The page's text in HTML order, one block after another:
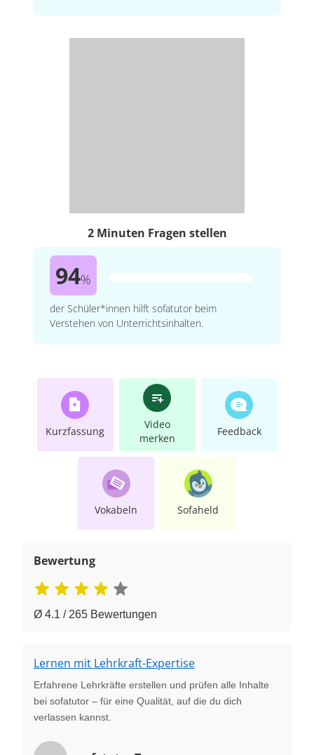
2 Minuten Fragen stellen
94%
der Schüler*innen hilft sofatutor beim
Verstehen von Unterrichtsinhalten.
Kurzfassung
Video
merken
Feedback
Vokabeln Sofaheld
Bewertung
Ø 4.1 / 265 Bewertungen
Lernen mit Lehrkraft-Expertise
Erfahrene Lehrkräfte erstellen und prüfen alle Inhalte
bei sofatutor – für eine Qualität, auf die du dich
verlassen kannst.